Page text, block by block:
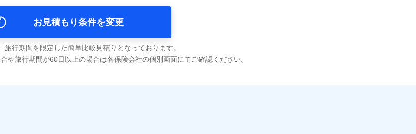
お見積もり条件を変更
旅行期間を限定した簡単比較見積りとなっております。
や旅行期間が60日以上の場合は各保険会社の個別画面にてご確認ください。